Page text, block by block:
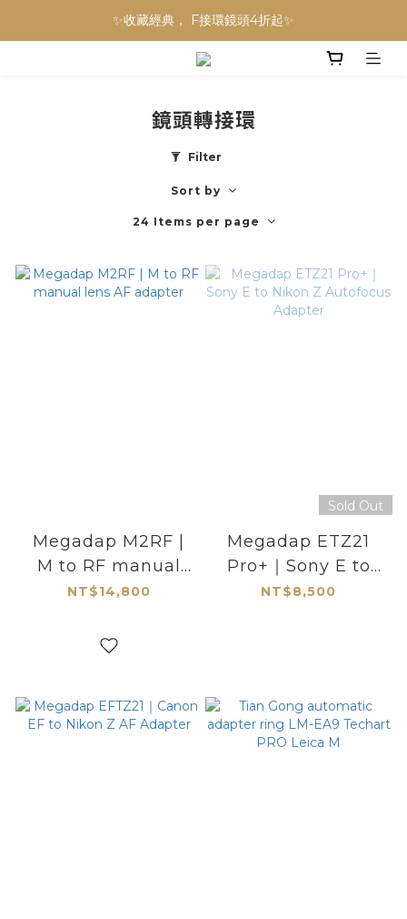
NINJA BLAST 果汁隨行杯 超優惠兩件組 只要$3,800‼️
✨收藏經典， F接環鏡頭4折起✨
加入會員贈$300購物金💰｜消費即享2%回饋 (部分商品不適用)
鏡頭轉接環
Filter
Sort by
24 Items per page
Megadap M2RF |
M to RF manual
lens AF adapter
NT$14,800
Sold Out
Megadap ETZ21
Pro+｜Sony E to
Nikon Z Autofocus
NT$8,500